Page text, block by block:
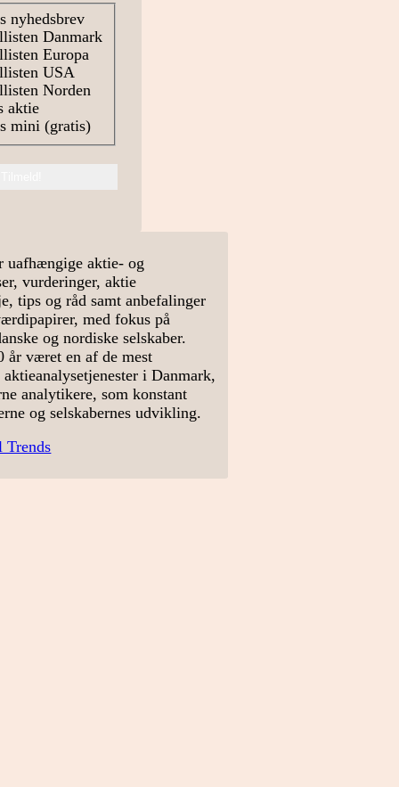
nyhedsbrev
Danmark
Europa
USA
Norden
aktie
mini (gratis)
uafhængige aktie- og
vurderinger, aktie
tips og råd samt anbefalinger
med fokus på
og nordiske selskaber.
år været en af de mest
aktieanalysetjenester i Danmark,
analytikere, som konstant
og selskabernes udvikling.
Trends